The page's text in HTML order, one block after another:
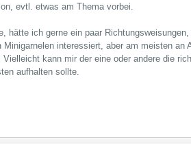
evtl. etwas am Thema vorbei.
hätte ich gerne ein paar
interessiert, aber am meisten
kann mir der eine oder andere die
aufhalten sollte.